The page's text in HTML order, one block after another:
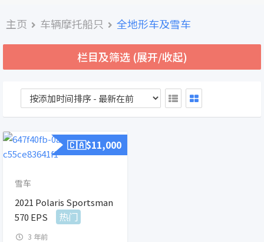
主页 车辆摩托船只 全地形车及雪车
栏目及筛选 (展开/收起)
🇨🇦$11,000
雪车
2021 Polaris Sportsman
570 EPS
热门
3 年前